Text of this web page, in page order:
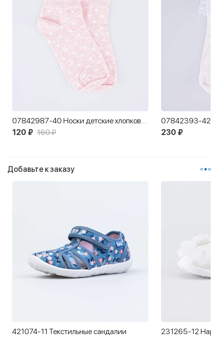
07842987-40 Носки детские хлопковые розовый
120 ₽ 160 ₽ 230 ₽
Добавьте к заказу
421074-11 Текстильные сандалии
231265-12